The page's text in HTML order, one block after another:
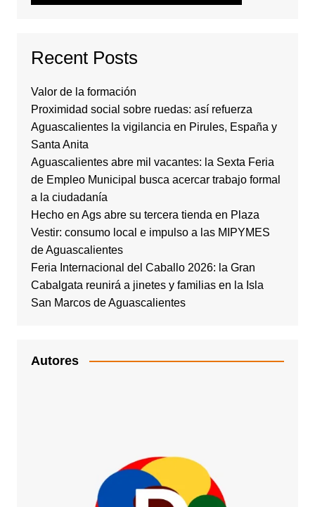
Recent Posts
Valor de la formación
Proximidad social sobre ruedas: así refuerza
Aguascalientes la vigilancia en Pirules, España y
Santa Anita
Aguascalientes abre mil vacantes: la Sexta Feria
de Empleo Municipal busca acercar trabajo formal
a la ciudadanía
Hecho en Ags abre su tercera tienda en Plaza
Vestir: consumo local e impulso a las MIPYMES
de Aguascalientes
Feria Internacional del Caballo 2026: la Gran
Cabalgata reunirá a jinetes y familias en la Isla
San Marcos de Aguascalientes
Autores